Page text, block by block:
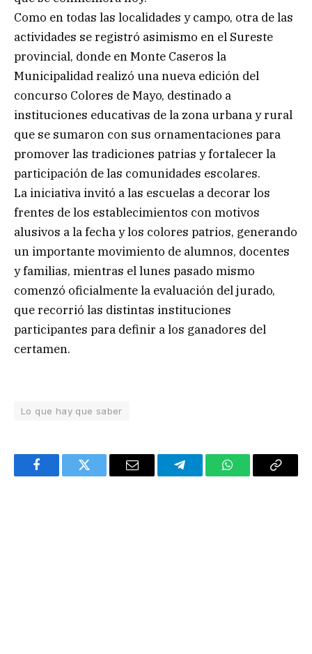
Como en todas las localidades y campo, otra de las
actividades se registró asimismo en el Sureste
provincial, donde en Monte Caseros la
Municipalidad realizó una nueva edición del
concurso Colores de Mayo, destinado a
instituciones educativas de la zona urbana y rural
que se sumaron con sus ornamentaciones para
promover las tradiciones patrias y fortalecer la
participación de las comunidades escolares.
La iniciativa invitó a las escuelas a decorar los
frentes de los establecimientos con motivos
alusivos a la fecha y los colores patrios, generando
un importante movimiento de alumnos, docentes
y familias, mientras el lunes pasado mismo
comenzó oficialmente la evaluación del jurado,
que recorrió las distintas instituciones
participantes para definir a los ganadores del
certamen.
Lo que hay que saber
FacebookTwitter Email TelegramWhatsAppCopy